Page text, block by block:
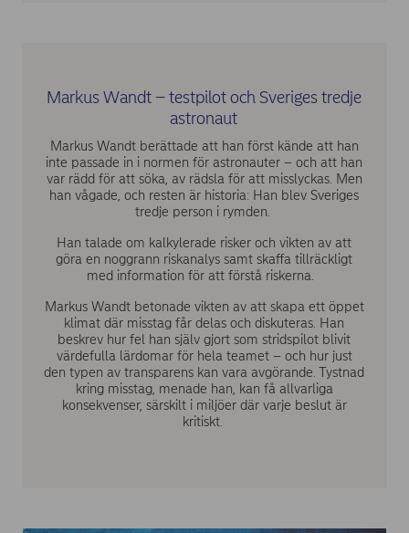
Markus Wandt – testpilot och Sveriges tredje
astronaut
Markus Wandt berättade att han först kände att han
inte passade in i normen för astronauter – och att han
var rädd för att söka, av rädsla för att misslyckas. Men
han vågade, och resten är historia: Han blev Sveriges
tredje person i rymden.
Han talade om kalkylerade risker och vikten av att
göra en noggrann riskanalys samt skaffa tillräckligt
med information för att förstå riskerna.
Markus Wandt betonade vikten av att skapa ett öppet
klimat där misstag får delas och diskuteras. Han
beskrev hur fel han själv gjort som stridspilot blivit
värdefulla lärdomar för hela teamet – och hur just
den typen av transparens kan vara avgörande. Tystnad
kring misstag, menade han, kan få allvarliga
konsekvenser, särskilt i miljöer där varje beslut är
kritiskt.